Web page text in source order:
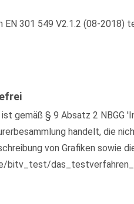
301 549 V2.1.2 (08-2018)
gemäß § 9 Absatz 2 NBGG
handelt, die
von Grafiken sowie
bitv_test/